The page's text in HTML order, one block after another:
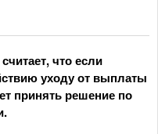
что если
уходу от выплаты
принять решение по